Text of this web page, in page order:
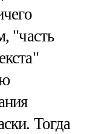
"часть
Тогда